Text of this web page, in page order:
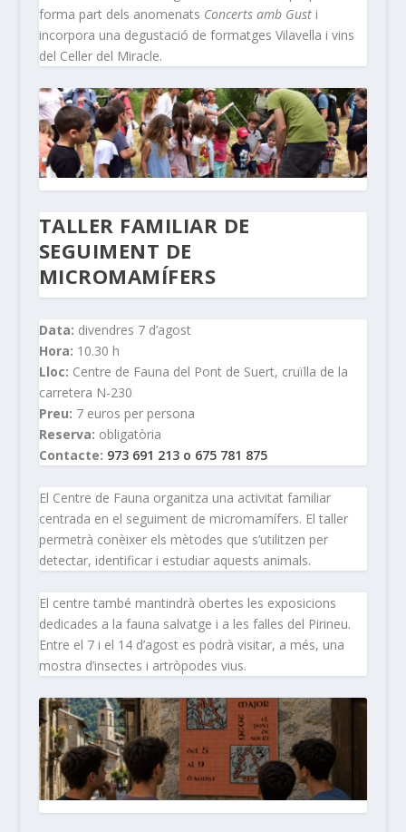
forma part dels anomenats Concerts amb Gusti
incorpora una degustació de formatges Vilavella i vins
del Celler del Miracle.
TALLER FAMILIAR DE
SEGUIMENT DE
MICROMAMÍFERS
Data: divendres 7 d’agost
Hora: 10.30 h
Lloc: Centre de Fauna del Pont de Suert, cruïlla de la
carretera N-230
Preu: 7 euros per persona
Reserva: obligatòria
Contacte: 973 691 213 o 675 781 875
El Centre de Fauna organitza una activitat familiar
centrada en el seguiment de micromamífers. El taller
permetrà conèixer els mètodes que s’utilitzen per
detectar, identificar i estudiar aquests animals.
El centre també mantindrà obertes les exposicions
dedicades a la fauna salvatge i a les falles del Pirineu.
Entre el 7 i el 14 d’agost es podrà visitar, a més, una
mostra d’insectes i artròpodes vius.